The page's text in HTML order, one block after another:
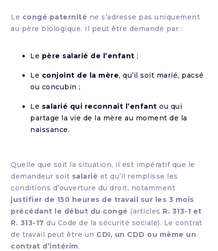
Le congé paternité ne s’adresse pas uniquement
au père biologique. Il peut être demandé par :
Le père salarié de l’enfant ;
Le conjoint de la mère, qu’il soit marié, pacsé
ou concubin ;
Le salarié qui reconnaît l’enfant ou qui
partage la vie de la mère au moment de la
naissance.
Quelle que soit la situation, il est impératif que le
demandeur soit salarié et qu’il remplisse les
conditions d’ouverture du droit, notamment
justifier de 150 heures de travail sur les 3 mois
précédant le début du congé (articles R. 313-1 et
R. 313-17 du Code de la sécurité sociale). Le contrat
de travail peut être un CDI, un CDD ou même un
contrat d’intérim.